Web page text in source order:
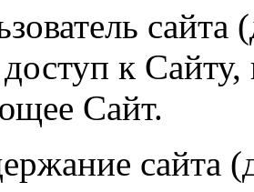
сайта
к Сайту,
Сайт.
сайта